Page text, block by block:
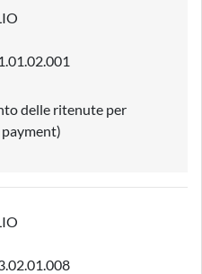
delle ritenute per